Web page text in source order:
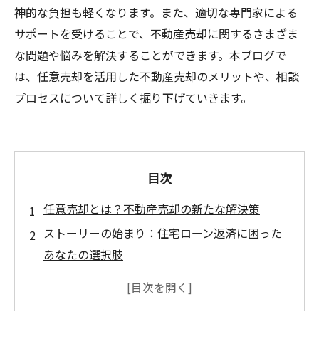
神的な負担も軽くなります。また、適切な専門家による
サポートを受けることで、不動産売却に関するさまざま
な問題や悩みを解決することができます。本ブログで
は、任意売却を活用した不動産売却のメリットや、相談
プロセスについて詳しく掘り下げていきます。
目次
任意売却とは？不動産売却の新たな解決策
ストーリーの始まり：住宅ローン返済に困った
あなたの選択肢
任意売却のプロセス：専門家のサポートで安心